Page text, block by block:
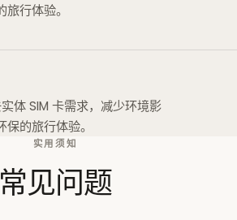
行体验。
体 SIM 卡需求，减少环境影
的旅行体验。
实用须知
常见问题